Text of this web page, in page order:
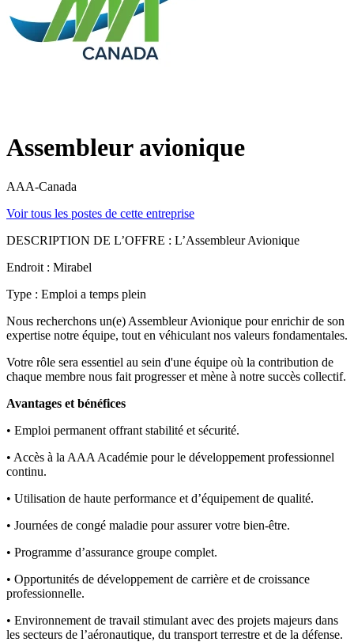
Assembleur avionique
AAA-Canada
Voir tous les postes de cette entreprise
DESCRIPTION DE L’OFFRE : L’Assembleur Avionique
Endroit : Mirabel
Type : Emploi a temps plein
Nous recherchons un(e) Assembleur Avionique pour enrichir de son
expertise notre équipe, tout en véhiculant nos valeurs fondamentales.
Votre rôle sera essentiel au sein d'une équipe où la contribution de
chaque membre nous fait progresser et mène à notre succès collectif.
Avantages et bénéfices
• Emploi permanent offrant stabilité et sécurité.
• Accès à la AAA Académie pour le développement professionnel
continu.
• Utilisation de haute performance et d’équipement de qualité.
• Journées de congé maladie pour assurer votre bien-être.
• Programme d’assurance groupe complet.
• Opportunités de développement de carrière et de croissance
professionnelle.
• Environnement de travail stimulant avec des projets majeurs dans
les secteurs de l’aéronautique, du transport terrestre et de la défense.